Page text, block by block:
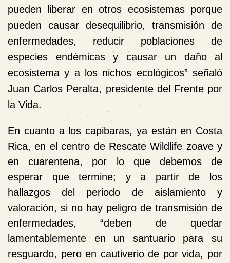
pueden liberar en otros ecosistemas porque
pueden causar desequilibrio, transmisión de
enfermedades, reducir poblaciones de
especies endémicas y causar un daño al
ecosistema y a los nichos ecológicos” señaló
Juan Carlos Peralta, presidente del Frente por
la Vida.
En cuanto a los capibaras, ya están en Costa
Rica, en el centro de Rescate Wildlife zoave y
en cuarentena, por lo que debemos de
esperar que termine; y a partir de los
hallazgos del periodo de aislamiento y
valoración, si no hay peligro de transmisión de
enfermedades, “deben de quedar
lamentablemente en un santuario para su
resguardo, pero en cautiverio de por vida, por